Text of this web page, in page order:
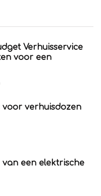
Verhuisservice
voor een
verhuisdozen
een elektrische